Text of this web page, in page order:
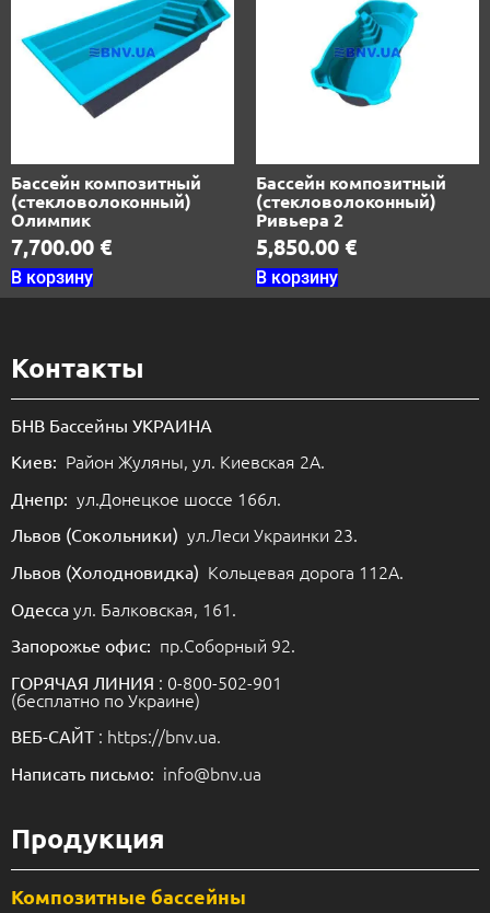
Бассейн композитный
(стекловолоконный)
Олимпик
7,700.00 €
В корзину
Бассейн композитный
(стекловолоконный)
Ривьера 2
5,850.00 €
В корзину
Контакты
БНВ Бассейны УКРАИНА
Киев: Район Жуляны, ул. Киевская 2А.
Днепр: ул.Донецкое шоссе 166л.
Львов (Сокольники) ул.Леси Украинки 23.
Львов (Холодновидка) Кольцевая дорога 112А.
Одесса ул. Балковская, 161.
Запорожье офис: пр.Соборный 92.
ГОРЯЧАЯ ЛИНИЯ : 0-800-502-901
(бесплатно по Украине)
ВЕБ-САЙТ : https://bnv.ua.
Написать письмо: info@bnv.ua
Продукция
Композитные бассейны